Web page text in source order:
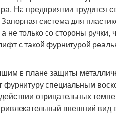
На предприятии трудится
система для
не только со стороны ручки,
с такой фурнитурой
в плане защиты
специальным
отрицательных
внешний вид